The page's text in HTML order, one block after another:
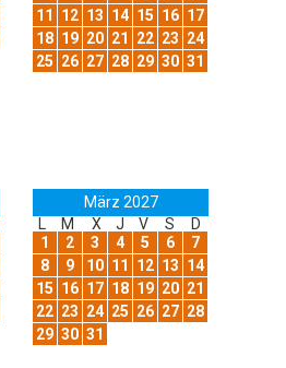
11
12 13 14 15 16 17
18 19 20 21 22 23 24
25 26 27 28 29 30 31
März 2027
L
M X J V S
D
1
2 3 4 5 6
7
8
9 10 11 12 13 14
15 16 17 18 19 20 21
22 23 24 25 26 27 28
29 30 31